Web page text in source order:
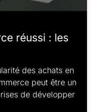
réussi : les
des achats en
peut être un
de développer